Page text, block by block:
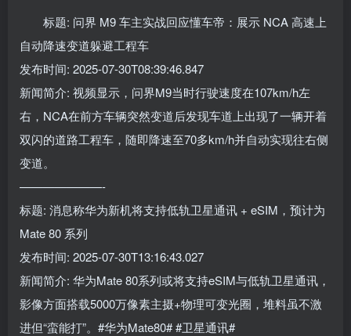
标题: 问界 M9 车主实战回应懂车帝：展示 NCA 高速上
自动降速变道躲避工程车
发布时间: 2025-07-30T08:39:46.847
新闻简介: 视频显示，问界M9当时行驶速度在107km/h左
右，NCA在前方车辆突然变道后发现车道上出现了一辆开着
双闪的道路工程车，随即降速至70多km/h并自动实现往右侧
变道。
———————-
标题: 消息称华为新机将支持低轨卫星通讯 + eSIM，预计为
Mate 80 系列
发布时间: 2025-07-30T13:16:43.027
新闻简介: 华为Mate 80系列或将支持eSIM与低轨卫星通讯，
影像方面搭载5000万像素主摄+物理可变光圈，堆料虽不激
进但“蛮能打”。#华为Mate80# #卫星通讯#